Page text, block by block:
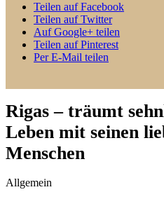
Teilen auf Facebook
Teilen auf Twitter
Auf Google+ teilen
Teilen auf Pinterest
Per E-Mail teilen
Rigas – träumt
Leben mit seinen
Menschen
Allgemein